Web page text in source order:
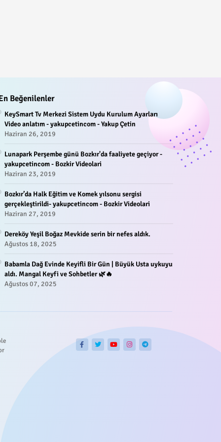
Beğenilenler
KeySmart Tv Merkezi Sistem Uydu Kurulum Ayarları
Video anlatım - yakupcetincom - Yakup Çetin
Haziran 26, 2019
Lunapark Perşembe günü Bozkır'da faaliyete geçiyor -
yakupcetincom - Bozkir Videolari
Haziran 23, 2019
Bozkır’da Halk Eğitim ve Komek yılsonu sergisi
gerçekleştirildi- yakupcetincom - Bozkir Videolari
Haziran 27, 2019
Dereköy Yeşil Boğaz Mevkide serin bir nefes aldık.
Ağustos 18, 2025
Babamla Dağ Evinde Keyifli Bir Gün | Büyük Usta uykuyu
aldı. Mangal Keyfi ve Sohbetler 🌿🔥
Ağustos 07, 2025